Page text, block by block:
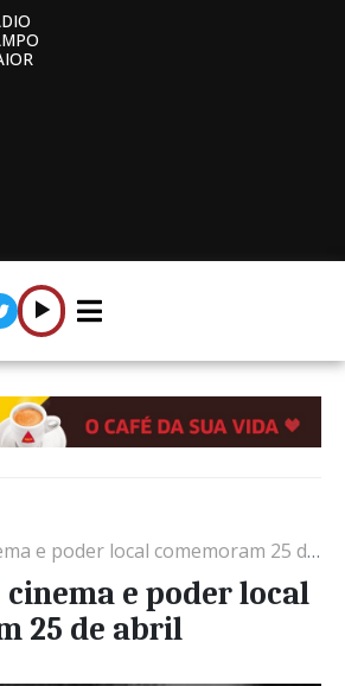
e poder local comemoram 25 de abril
e poder local
25 de abril